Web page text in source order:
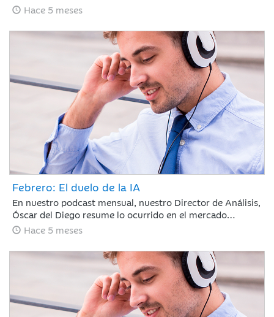
precio del petróleo ha retrocedido con fuerza después de
dado un respiro tras encadenar sesiones con caídas
generalizadas ante la intensificación del conflicto bélico
de EE. UU. e Israel contra Irán
Hace 5 meses
Febrero: El duelo de la IA
En nuestro podcast mensual, nuestro Director de Análisis,
Óscar del Diego resume lo ocurrido en el mercado
financiero durante un mes, en el que la IA ha centrado el
rotación fuera de EE. UU. continúa y si te has despistado,
te la has perdido.
Hace 5 meses